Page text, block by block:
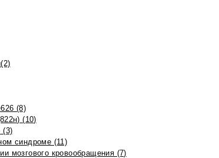
(8)
(10)
(3)
синдроме (11)
мозгового кровообращения (7)